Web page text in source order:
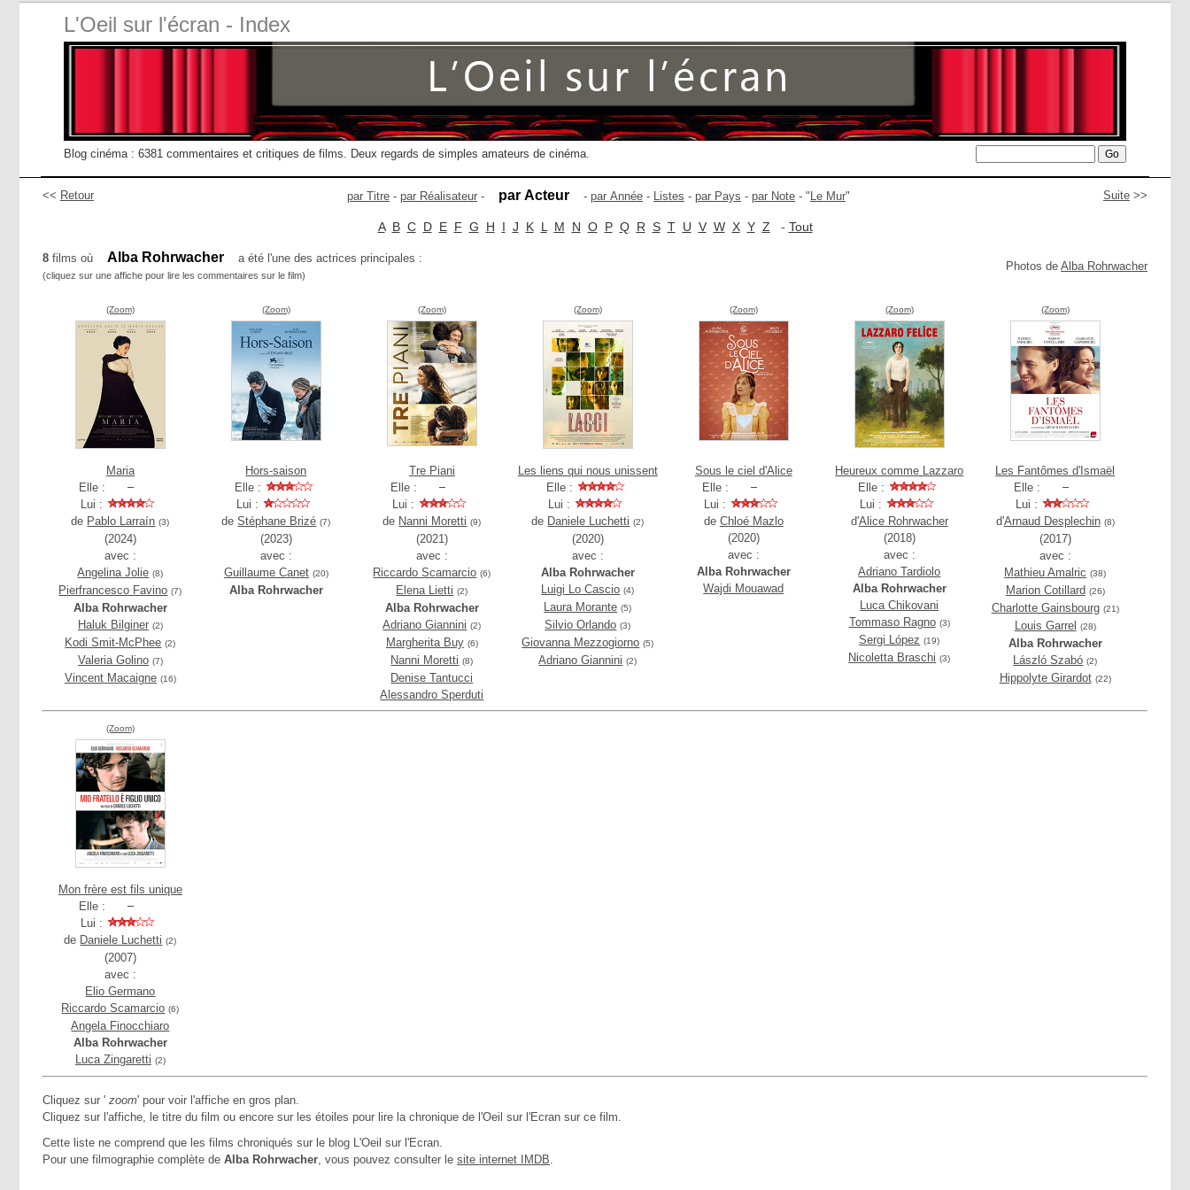
L'Oeil sur l'écran - Index
Blog cinéma : 6381 commentaires et critiques de films. Deux regards de simples amateurs de cinéma.
<< Retour Suite >>
par Titre - par Réalisateur - par Acteur - par Année - Listes - par Pays - par Note - " Le Mur"
A B C D E F G H I J K L M N O P Q R S T U V W X Y Z - Tout
Photos de Alba Rohrwacher
8 films où Alba Rohrwacher a été l'une des actrices principales :
(cliquez sur une affiche pour lire les commentaires sur le film)
(Zoom)
Maria
Elle :
Lui :
de Pablo Larraín (3)
(2024)
avec :
Angelina Jolie (8)
Pierfrancesco Favino (7)
Alba Rohrwacher
Haluk Bilginer (2)
Kodi Smit-McPhee (2)
Valeria Golino (7)
Vincent Macaigne (16)
(Zoom)
Hors-saison
Elle :
Lui :
deStéphane Brizé (7)
(2023)
avec :
Guillaume Canet (20)
Alba Rohrwacher
(Zoom)
Tre Piani
Elle :
Lui :
de Nanni Moretti (9)
(2021)
avec :
Riccardo Scamarcio (6)
Elena Lietti (2)
Alba Rohrwacher
Adriano Giannini (2)
Margherita Buy (6)
Nanni Moretti (8)
Denise Tantucci
Alessandro Sperduti
(Zoom)
Les liens qui nous unissent
Elle :
Lui :
de Daniele Luchetti (2)
(2020)
avec :
Alba Rohrwacher
Luigi Lo Cascio (4)
Laura Morante (5)
Silvio Orlando (3)
Giovanna Mezzogiorno (5)
Adriano Giannini (2)
(Zoom)
Sous le ciel d'Alice
Elle :
Lui :
de Chloé Mazlo
(2020)
avec :
Alba Rohrwacher
Wajdi Mouawad
(Zoom)
Heureux comme Lazzaro
Elle :
Lui :
d'Alice Rohrwacher
(2018)
avec :
Adriano Tardiolo
Alba Rohrwacher
Luca Chikovani
Tommaso Ragno (3)
Sergi López (19)
Nicoletta Braschi (3)
(Zoom)
Les Fantômes d'Ismaël
Elle :
Lui :
d'Arnaud Desplechin (8)
(2017)
avec :
Mathieu Amalric (38)
Marion Cotillard (26)
Charlotte Gainsbourg (21)
Louis Garrel (28)
Alba Rohrwacher
László Szabó (2)
Hippolyte Girardot (22)
(Zoom)
Mon frère est fils unique
Elle :
Lui :
de Daniele Luchetti (2)
(2007)
avec :
Elio Germano
Riccardo Scamarcio (6)
Angela Finocchiaro
Alba Rohrwacher
Luca Zingaretti (2)
Cliquez sur ' zoom' pour voir l'affiche en gros plan.
Cliquez sur l'affiche, le titre du film ou encore sur les étoiles pour lire la chronique de l'Oeil sur l'Ecran sur ce film.
Cette liste ne comprend que les films chroniqués sur le blog L'Oeil sur l'Ecran.
Pour une filmographie complète de Alba Rohrwacher, vous pouvez consulter le site internet IMDB.